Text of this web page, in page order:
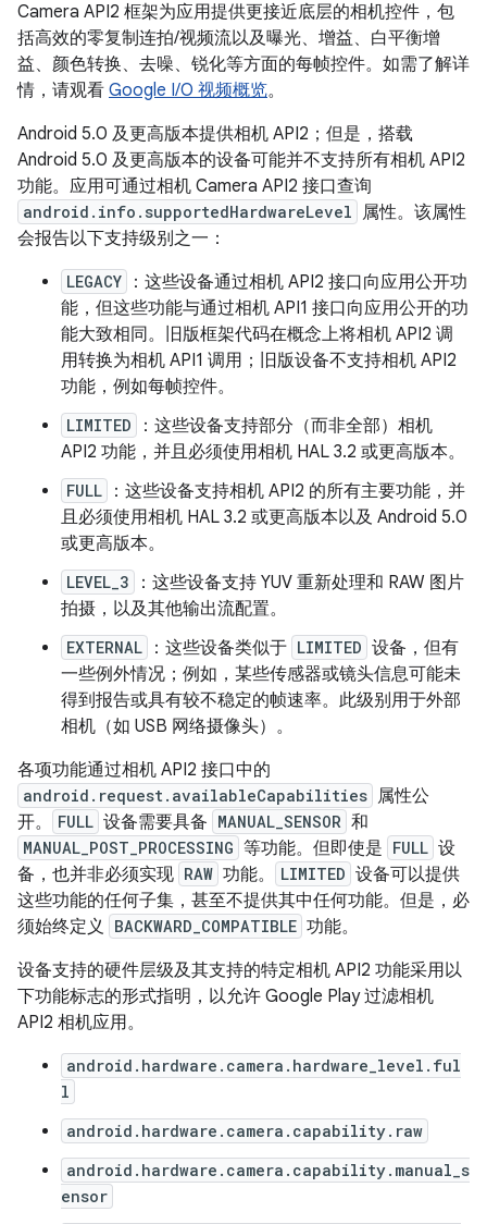
Camera API2 框架为应用提供更接近底层的相机控件，包
括高效的零复制连拍/视频流以及曝光、增益、白平衡增
益、颜色转换、去噪、锐化等方面的每帧控件。如需了解详
情，请观看 Google I/O 视频概览。
Android 5.0 及更高版本提供相机 API2；但是，搭载
Android 5.0 及更高版本的设备可能并不支持所有相机 API2
功能。应用可通过相机 Camera API2 接口查询
android.info.supportedHardwareLevel 属性。该属性
会报告以下支持级别之一：
LEGACY
：这些设备通过相机 API2 接口向应用公开功
能，但这些功能与通过相机 API1 接口向应用公开的功
能大致相同。旧版框架代码在概念上将相机 API2 调
用转换为相机 API1 调用；旧版设备不支持相机 API2
功能，例如每帧控件。
LIMITED
：这些设备支持部分（而非全部）相机
API2 功能，并且必须使用相机 HAL 3.2 或更高版本。
FULL
：这些设备支持相机 API2 的所有主要功能，并
且必须使用相机 HAL 3.2 或更高版本以及 Android 5.0
或更高版本。
LEVEL_3
：这些设备支持 YUV 重新处理和 RAW 图片
拍摄，以及其他输出流配置。
EXTERNAL ：这些设备类似于 LIMITED 设备，但有
一些例外情况；例如，某些传感器或镜头信息可能未
得到报告或具有较不稳定的帧速率。此级别用于外部
相机（如 USB 网络摄像头）。
各项功能通过相机 API2 接口中的
android.request.availableCapabilities 属性公
开。
FULL 设备需要具备 MANUAL_SENSOR 和
MANUAL_POST_PROCESSING 等功能。但即使是 FULL 设
备，也并非必须实现 RAW 功能。 LIMITED 设备可以提供
这些功能的任何子集，甚至不提供其中任何功能。但是，必
须始终定义 BACKWARD_COMPATIBLE 功能。
设备支持的硬件层级及其支持的特定相机 API2 功能采用以
下功能标志的形式指明，以允许 Google Play 过滤相机
API2 相机应用。
android.hardware.camera.hardware_level.ful
l
android.hardware.camera.capability.raw
android.hardware.camera.capability.manual_s
ensor